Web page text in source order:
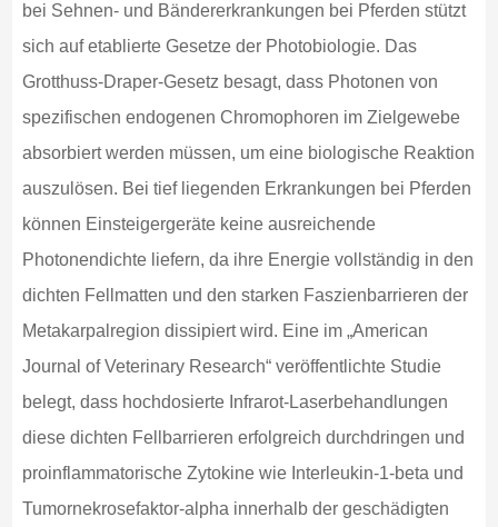
bei Sehnen- und Bändererkrankungen bei Pferden stützt
sich auf etablierte Gesetze der Photobiologie. Das
Grotthuss-Draper-Gesetz besagt, dass Photonen von
spezifischen endogenen Chromophoren im Zielgewebe
absorbiert werden müssen, um eine biologische Reaktion
auszulösen. Bei tief liegenden Erkrankungen bei Pferden
können Einsteigergeräte keine ausreichende
Photonendichte liefern, da ihre Energie vollständig in den
dichten Fellmatten und den starken Faszienbarrieren der
Metakarpalregion dissipiert wird. Eine im „American
Journal of Veterinary Research“ veröffentlichte Studie
belegt, dass hochdosierte Infrarot-Laserbehandlungen
diese dichten Fellbarrieren erfolgreich durchdringen und
proinflammatorische Zytokine wie Interleukin-1-beta und
Tumornekrosefaktor-alpha innerhalb der geschädigten